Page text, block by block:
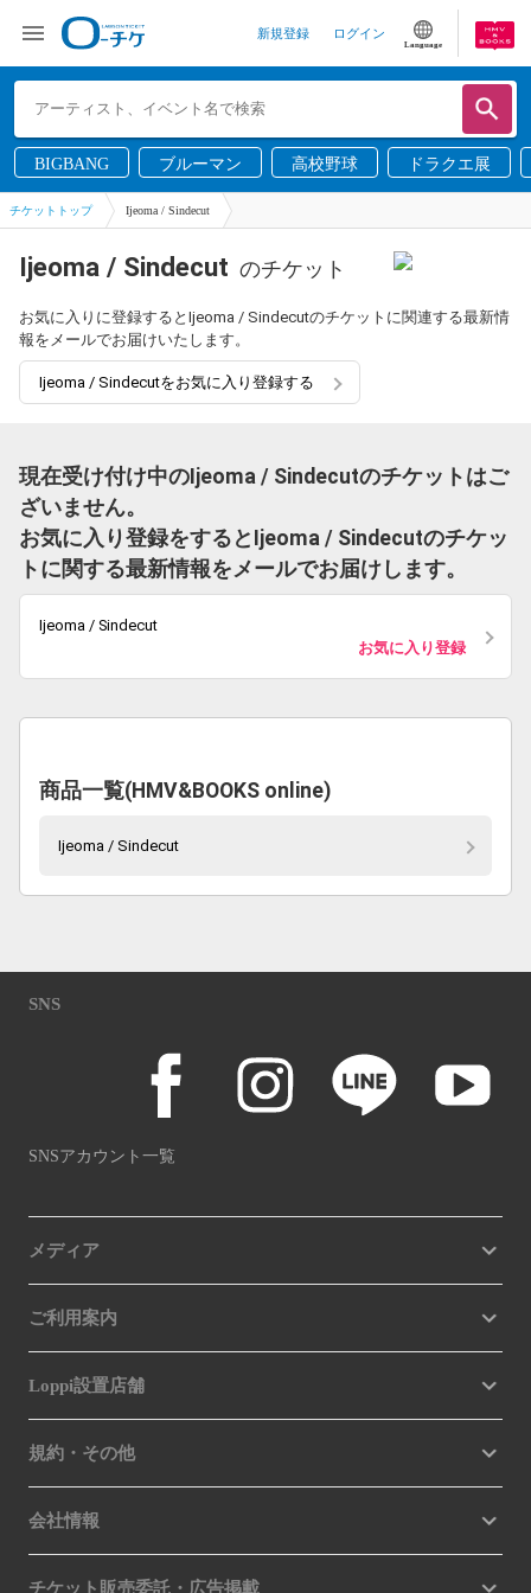
新規登録 ログイン
Language
BIGBANG ブルーマン 高校野球 ドラクエ展
チケットトップ Ijeoma / Sindecut
Ijeoma / Sindecut のチケット
お気に入りに登録するとIjeoma / Sindecutのチケットに関連する最新情
報をメールでお届けいたします。
Ijeoma / Sindecutをお気に入り登録する
現在受け付け中のIjeoma / Sindecutのチケットはご
ざいません。
お気に入り登録をするとIjeoma / Sindecutのチケッ
トに関する最新情報をメールでお届けします。
Ijeoma / Sindecut
お気に入り登録
商品一覧(HMV&BOOKS online)
Ijeoma / Sindecut
SNS
SNSアカウント一覧
メディア
ご利用案内
Loppi設置店舗
規約・その他
会社情報
チケット販売委託・広告掲載